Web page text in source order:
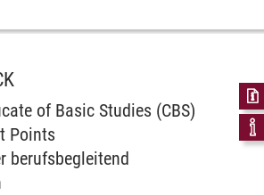
Seite. Nähere Informationen
of Basic Studies (CBS)
Points
berufsbegleitend